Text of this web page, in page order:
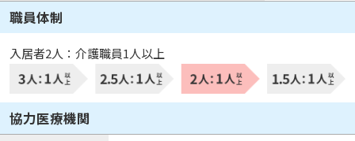
職員体制
入居者2人：介護職員1人以上
協力医療機関